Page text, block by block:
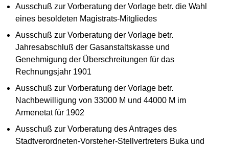
Ausschuß zur Vorberatung der Vorlage betr. die Wahl
eines besoldeten Magistrats-Mitgliedes
Ausschuß zur Vorberatung der Vorlage betr.
Jahresabschluß der Gasanstaltskasse und
Genehmigung der Überschreitungen für das
Rechnungsjahr 1901
Ausschuß zur Vorberatung der Vorlage betr.
Nachbewilligung von 33000 M und 44000 M im
Armenetat für 1902
Ausschuß zur Vorberatung des Antrages des
Stadtverordneten-Vorsteher-Stellvertreters Buka und